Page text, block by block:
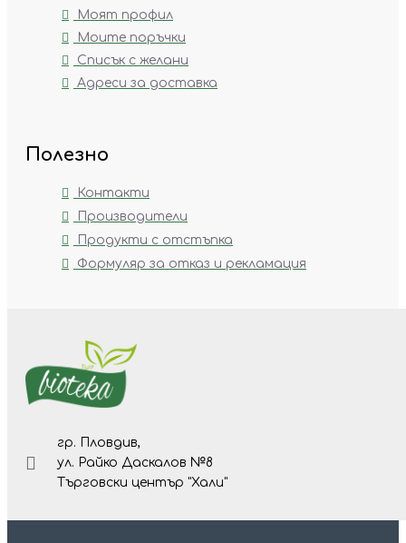
Моят профил
Моите поръчки
Списък с желани
Адреси за доставка
Полезно
Контакти
Производители
Продукти с отстъпка
Формуляр за отказ и рекламация
гр. Пловдив,
ул. Райко Даскалов №8
Търговски център "Хали"